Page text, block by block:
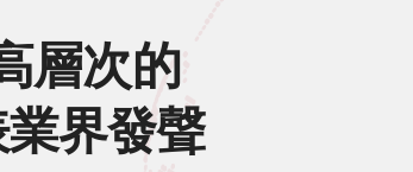
層次的
界發聲